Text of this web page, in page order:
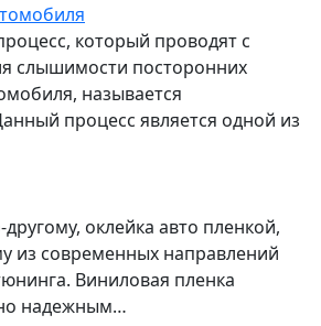
который проводят с
слышимости посторонних
называется
процесс является одной из
оклейка авто пленкой,
из современных направлений
Виниловая пленка
надежным…